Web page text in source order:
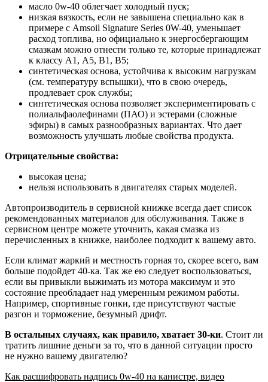
масло 0w-40 облегчает холодный пуск;
низкая вязкость, если не завышена специально как в
примере с Amsoil Signature Series 0W-40, уменьшает
расход топлива, но официально к энергосбергающим
смазкам можно отнести только те, которые принадлежат
к классу А1, А5, В1, В5;
синтетическая основа, устойчива к высоким нагрузкам
(см. температуру вспышки), что в свою очередь,
продлевает срок службы;
синтетическая основа позволяет экспериментировать с
полиальфаолефинами (ПАО) и эстерами (сложные
эфиры) в самых разнообразных вариантах. Что дает
возможность улучшать любые свойства продукта.
Отрицательные свойства:
высокая цена;
нельзя использовать в двигателях старых моделей.
Автопроизводитель в сервисной книжке всегда дает список
рекомендованных материалов для обслуживания. Также в
сервисном центре можете уточнить, какая смазка из
перечисленных в книжке, наиболее подходит к вашему авто.
Если климат жаркий и местность горная то, скорее всего, вам
больше подойдет 40-ка. Так же ею следует воспользоваться,
если вы привыкли выжимать из мотора максимум и это
состояние преобладает над умеренным режимом работы.
Например, спортивные гонки, где присутствуют частые
разгон и торможение, безумный дрифт.
В остальных случаях, как правило, хватает 30-ки. Стоит ли
тратить лишние деньги за то, что в данной ситуации просто
не нужно вашему двигателю?
Как расшифровать надпись 0w-40 на канистре, видео